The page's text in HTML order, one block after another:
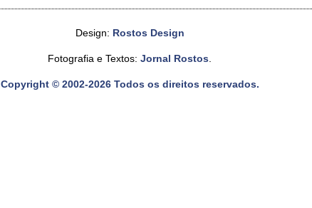
Design: Rostos Design
Fotografia e Textos: Jornal Rostos
Copyright © 2002-2026 Todos os direitos reservados.